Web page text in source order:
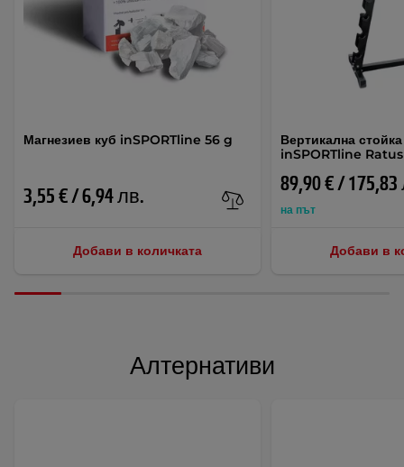
Магнезиев куб inSPORTline 56 g
3,55 € / 6,94 лв.
Добави в количката
Вертикална
inSPORTline Ratus
89,90 € /
на път
Добави в
Алтернативи